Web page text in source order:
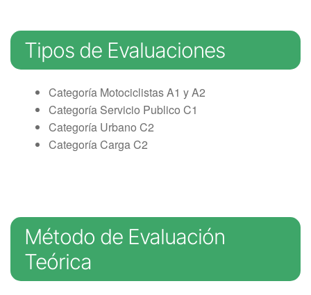
Vehículos
Instalaciones
Noticias
Tipos de Evaluaciones
Categoría Motociclistas A1 y A2
Categoría Servicio Publico C1
Categoría Urbano C2
Categoría Carga C2
Método de Evaluación
Teórica